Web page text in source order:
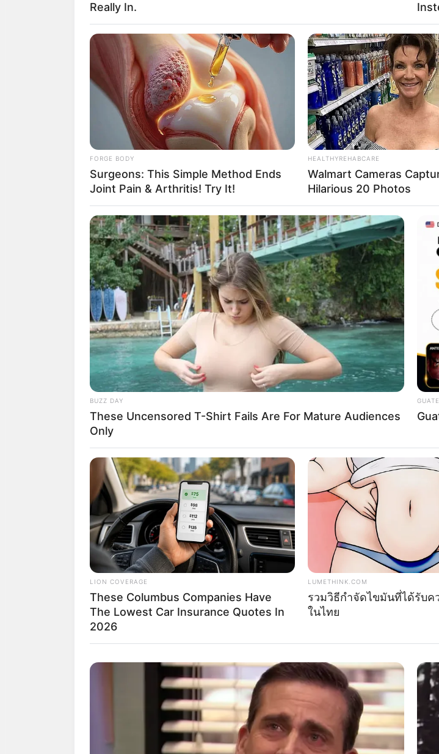
ฤกษ์ออกรถ 2558 เดือนกุมภาพันธ์
วันเสาร์ที่ 7 กุมภาพันธ์ พ.ศ. 2558 ดิถีสิทธิโชค
วันพฤหัสบดีที่ 12 กุมภาพันธ์ พ.ศ. 2558 ดิถีสิทธิโชค
วันศุกร์ที่ 13 กุมภาพันธ์ พ.ศ. 2558 ดิถีมหาสิทธิโชค
วันเสาร์ที่ 14 กุมภาพันธ์ พ.ศ. 2558 ดิถีชัยโชค
วันอังคารที่ 14 กุมภาพันธ์ พ.ศ. 2558 ดิถีสิทธิโชค
วันเสาร์ที่ 21 กุมภาพันธ์ พ.ศ. 2558 ดิถีสิทธิโชค
วันพฤหัสบดีที่ 26 กุมภาพันธ์ พ.ศ. 2558 ดิถีสิทธิโชค
วันศุกร์ที่ 27 กุมภาพันธ์ พ.ศ. 2558 ดิถีมหาสิทธิโชค
วันเสาร์ที่ 28 กุมภาพันธ์ พ.ศ. 2558 ดิถีชัยโชค
ฤกษ์ออกรถ 2558 เดือนมีนาคม
วันอังคารที่ 3 มีนาคม พ.ศ. 2558 ดิถีสิทธิโชค
วันจันทร์ที่ 9 มีนาคม พ.ศ. 2558 ดิถีสิทธิโชค
วันอาทิตย์ที่ 15 มีนาคม พ.ศ. 2558 ดิถีสิทธิโชค
วันจันทร์ที่ 16 มีนาคม พ.ศ. 2558 ดิถีมหาสิทธิโชค
วันอังคารที่ 17 มีนาคม พ.ศ. 2558 ดิถีมหาสิทธิโชค
วันศุกร์ที่ 20 มีนาคม พ.ศ. 2558 ดิถีราชาโชค ดิถีชัยโชค และ ดิถีอำม
วันพุธที่ 25 มีนาคม พ.ศ. 2558 ดิถีราชาโชค
วันพฤหัสบดีที่ 26 มีนาคม พ.ศ. 2558 ดิถีมหาสิทธิโชค
ฤกษ์ออกรถ 2558 เดือนเมษายน
วันอังคารที่ 14 เมษายน พ.ศ. 2558 ดิถีชัยโชค
วันจันทร์ที่ 20 เมษายน พ.ศ. 2558 ดิถีราชาโชค ดิถีชัยโชค และ ดิถี
วันอังคารที่ 28 เมษายน พ.ศ. 2558 ดิถีชัยโชค
ฤกษ์ออกรถ 2558 เดือนพฤษภาคม
Really In.
FORGE BODY
Surgeons: This Simple Method Ends
Joint Pain & Arthritis! Try It!
HEALTHYREHABCARE
Walmart Cameras
Hilarious 20 Photos
BUZZ DAY
These Uncensored T-Shirt Fails Are For Mature Audiences
Only
LION COVERAGE
These Columbus Companies Have
The Lowest Car Insurance Quotes In
2026
LUMETHINK.COM
รวมวิธีกำจัดไขมันที่ได้รับค
ในไทย